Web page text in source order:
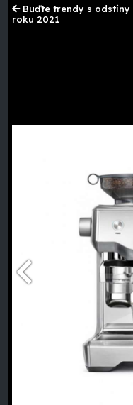
Buďte trendy s
roku 2021